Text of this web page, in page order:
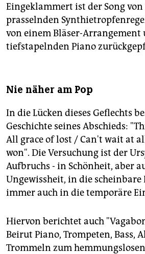
Eingeklammert ist der Song
prasselnden
von einem Bläser-Arrangement
tiefstapelnden Piano
Nie näher am Pop
In die Lücken dieses Geflechts
Geschichte seines Abschieds:
All grace of lost / Can't wait at
won". Die Versuchung ist der
Aufbruchs - in Schönheit, aber
Ungewissheit, in die
immer auch in die temporäre
Hiervon berichtet auch
Beirut Piano, Trompeten, Bass,
Trommeln zum